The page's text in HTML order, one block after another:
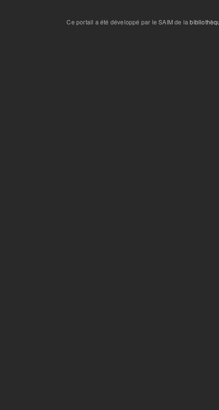
Ce portail a été développé par le SAIM de la